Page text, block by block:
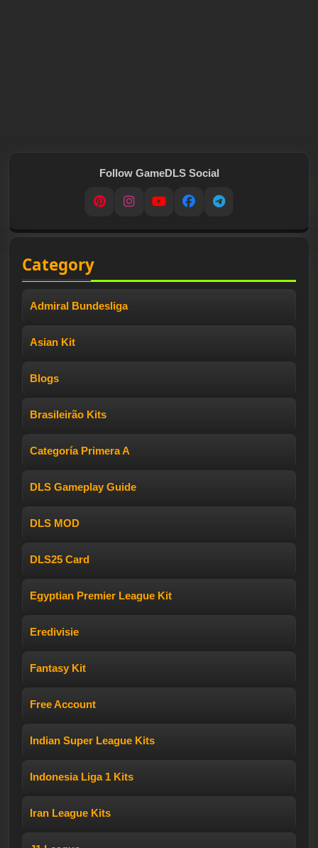
Follow GameDLS Social
PinterestInstagram
YouTubeFacebookTelegram
Category
Admiral Bundesliga
Asian Kit
Blogs
Brasileirão Kits
Categoría Primera A
DLS Gameplay Guide
DLS MOD
DLS25 Card
Egyptian Premier League Kit
Eredivisie
Fantasy Kit
Free Account
Indian Super League Kits
Indonesia Liga 1 Kits
Iran League Kits